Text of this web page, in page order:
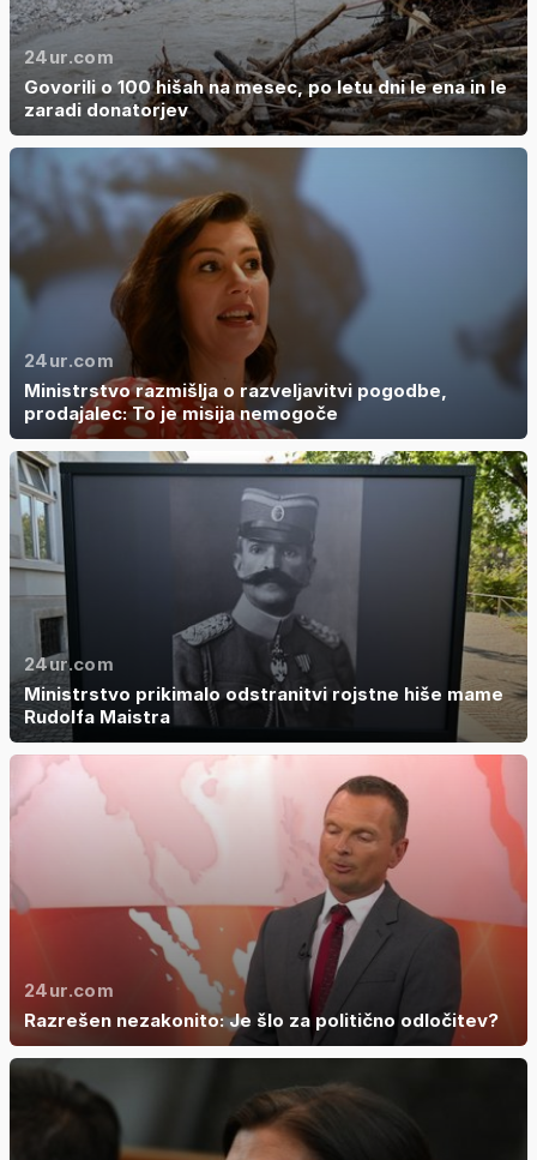
24ur.com
Govorili o 100 hišah na mesec, po letu dni le ena in le
zaradi donatorjev
24ur.com
Ministrstvo razmišlja o razveljavitvi pogodbe,
prodajalec: To je misija nemogoče
24ur.com
Ministrstvo prikimalo odstranitvi rojstne hiše mame
Rudolfa Maistra
24ur.com
Razrešen nezakonito: Je šlo za politično odločitev?